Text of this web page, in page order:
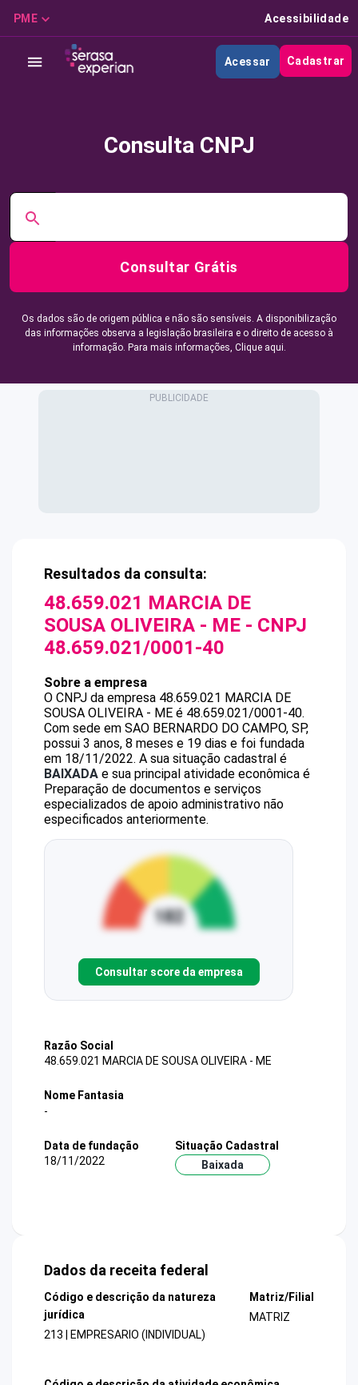
PME Acessibilidade
Acessar Cadastrar
Consulta CNPJ
Consultar Grátis
Os dados são de origem pública e não são sensíveis. A disponibilização
das informações observa a legislação brasileira e o direito de acesso à
informação. Para mais informações, Clique aqui.
Resultados da consulta:
48.659.021 MARCIA DE
SOUSA OLIVEIRA - ME - CNPJ
48.659.021/0001-40
Sobre a empresa
O CNPJ da empresa 48.659.021 MARCIA DE
SOUSA OLIVEIRA - ME é 48.659.021/0001-40.
Com sede em SAO BERNARDO DO CAMPO, SP,
possui 3 anos, 8 meses e 19 dias e foi fundada
em 18/11/2022. A sua situação cadastral é
BAIXADA e sua principal atividade econômica é
Preparação de documentos e serviços
especializados de apoio administrativo não
especificados anteriormente.
Consultar score da empresa
Razão Social
48.659.021 MARCIA DE SOUSA OLIVEIRA - ME
Nome Fantasia
-
Data de fundação
18/11/2022
Situação Cadastral
Baixada
Dados da receita federal
Código e descrição da natureza
jurídica
213 | EMPRESARIO (INDIVIDUAL)
Matriz/Filial
MATRIZ